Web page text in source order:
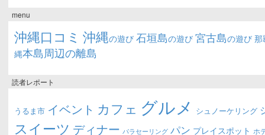
menu
沖縄口コミ 沖縄の遊び 石垣島の遊び 宮古島の遊び 那
縄本島周辺の離島
読者レポート
うるま市 イベント カフェ グルメ シュノーケリング
スイーツ ディナー パラセーリング パン プレイスポット ホ